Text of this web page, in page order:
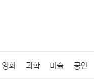
영화 과학 미술 공연